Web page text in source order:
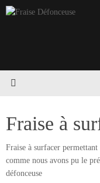
Passer
Fraise à
Fraise à surfacer
comme nous avons pu le
défonceuse